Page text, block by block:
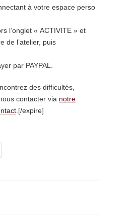
à votre espace perso
l’onglet « ACTIVITE » et
de l’atelier, puis
par PAYPAL.
des difficultés,
contacter via notre
.[/expire]